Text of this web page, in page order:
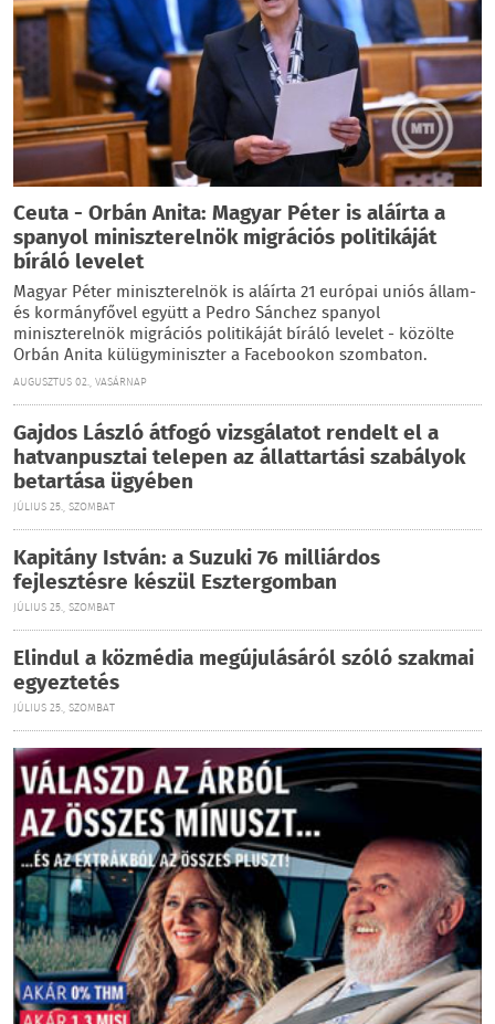
Ceuta - Orbán Anita: Magyar Péter is aláírta a
spanyol miniszterelnök migrációs politikáját
bíráló levelet
Magyar Péter miniszterelnök is aláírta 21 európai uniós állam-
és kormányfővel együtt a Pedro Sánchez spanyol
miniszterelnök migrációs politikáját bíráló levelet - közölte
Orbán Anita külügyminiszter a Facebookon szombaton.
AUGUSZTUS 02., VASÁRNAP
Gajdos László átfogó vizsgálatot rendelt el a
hatvanpusztai telepen az állattartási szabályok
betartása ügyében
JÚLIUS 25., SZOMBAT
Kapitány István: a Suzuki 76 milliárdos
fejlesztésre készül Esztergomban
JÚLIUS 25., SZOMBAT
Elindul a közmédia megújulásáról szóló szakmai
egyeztetés
JÚLIUS 25., SZOMBAT